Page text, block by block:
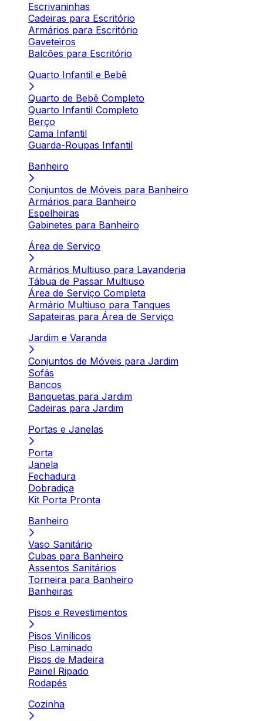
Escrivaninhas
Cadeiras para Escritório
Armários para Escritório
Gaveteiros
Balcões para Escritório
Quarto Infantil e Bebê
Quarto de Bebê Completo
Quarto Infantil Completo
Berço
Cama Infantil
Guarda-Roupas Infantil
Banheiro
Conjuntos de Móveis para Banheiro
Armários para Banheiro
Espelheiras
Gabinetes para Banheiro
Área de Serviço
Armários Multiuso para Lavanderia
Tábua de Passar Multiuso
Área de Serviço Completa
Armário Multiuso para Tanques
Sapateiras para Área de Serviço
Jardim e Varanda
Conjuntos de Móveis para Jardim
Sofás
Bancos
Banquetas para Jardim
Cadeiras para Jardim
Portas e Janelas
Porta
Janela
Fechadura
Dobradiça
Kit Porta Pronta
Banheiro
Vaso Sanitário
Cubas para Banheiro
Assentos Sanitários
Torneira para Banheiro
Banheiras
Pisos e Revestimentos
Pisos Vinílicos
Piso Laminado
Pisos de Madeira
Painel Ripado
Rodapés
Cozinha